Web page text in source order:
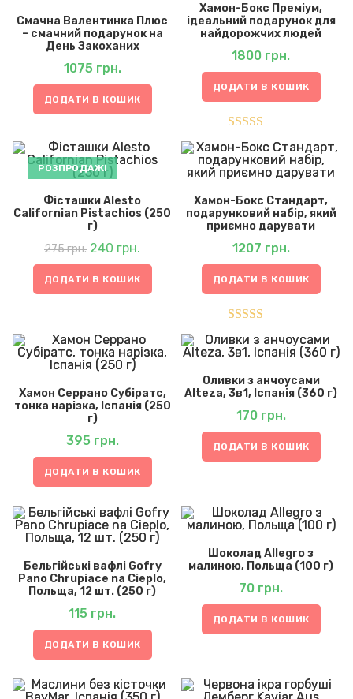
Смачна Валентинка Плюс
– смачний подарунок на
День Закоханих
1075 грн.
ДОДАТИ В КОШИК
Хамон-Бокс Преміум,
ідеальний подарунок для
найдорожчих людей
1800 грн.
ДОДАТИ В КОШИК
Оцінено в
5.00з 5
РОЗПРОДАЖ!
Фісташки Alesto
Californian Pistachios (250
г)
275грн. Оригінальна
ціна:
275 грн..
240 грн.
ДОДАТИ В КОШИК
Хамон-Бокс Стандарт,
подарунковий набір, який
приємно дарувати
1207 грн.
ДОДАТИ В КОШИК
5.00з 5
Хамон Серрано Субіратс,
тонка нарізка, Іспанія (250
г)
395 грн.
ДОДАТИ В КОШИК
Оливки з анчоусами
Alteza, 3в1, Іспанія (360 г)
170 грн.
ДОДАТИ В КОШИК
Бельгійські вафлі Gofry
Pano Chrupiace na Cieplo,
Польща, 12 шт. (250 г)
115 грн.
ДОДАТИ В КОШИК
Шоколад Allegro з
малиною, Польща (100 г)
70 грн.
ДОДАТИ В КОШИК